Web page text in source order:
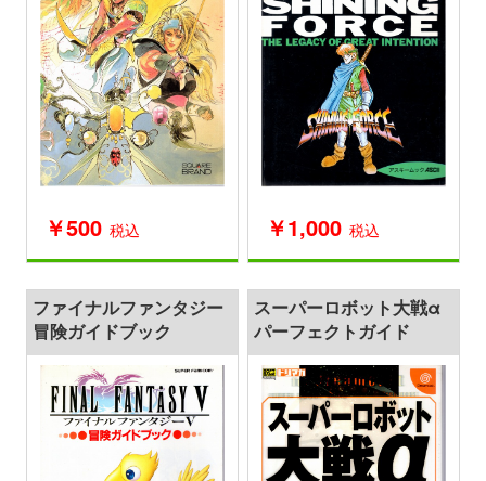
￥500 税込 ￥1,000 税込
ファイナルファンタジー
冒険ガイドブック
スーパーロボット大戦α
パーフェクトガイド